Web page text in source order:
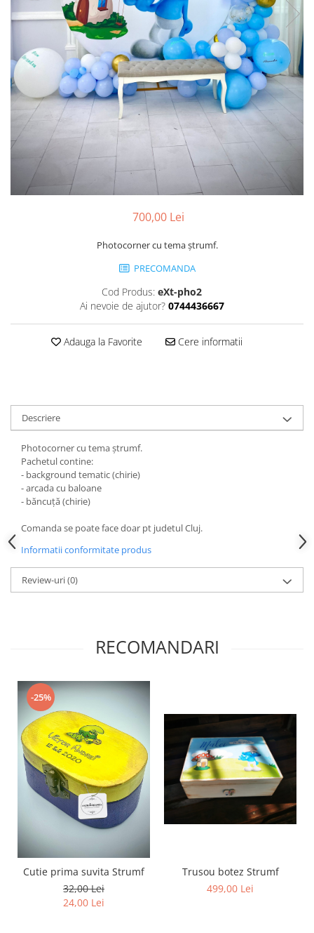
Pachete marturii
Pungi si cutii prajituri
Sticle si borcane
Cutii flori de hartie
Cutii flori de sapun
Cutii flori mixte
Cutii LUX
Aranjamente tematice
2025 Craciun
1 Martie
2020 Craciun si Anul Nou
2021 Crăciun
2022 Crăciun
Buchete extravagante
700,00 Lei
Photocorner cu tema ștrumf.
PRECOMANDA
Cod Produs: eXt-pho2
Ai nevoie de ajutor? 0744436667
Adauga la Favorite Cere informatii
Descriere
Photocorner cu tema ștrumf.
Pachetul contine:
- background tematic (chirie)
- arcada cu baloane
- băncuță (chirie)
Comanda se poate face doar pt judetul Cluj.
Informatii conformitate produs
Review-uri(0)
RECOMANDARI
-25%
Cutie prima suvita Strumf
32,00 Lei
24,00 Lei
Trusou botez Strumf
499,00 Lei